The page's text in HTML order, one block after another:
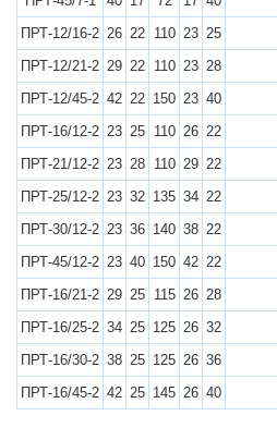
ПРТ-12/16-2 26 22 110 23 25
ПРТ-12/21-2 29 22 110 23 28
ПРТ-12/45-2 42 22 150 23 40
ПРТ-16/12-2 23 25 110 26 22
ПРТ-21/12-2 23 28 110 29 22
ПРТ-25/12-2 23 32 135 34 22
ПРТ-30/12-2 23 36 140 38 22
ПРТ-45/12-2 23 40 150 42 22
ПРТ-16/21-2 29 25 115 26 28
ПРТ-16/25-2 34 25 125 26 32
ПРТ-16/30-2 38 25 125 26 36
ПРТ-16/45-2 42 25 145 26 40